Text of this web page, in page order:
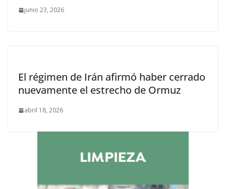
junio 23, 2026
El régimen de Irán afirmó haber cerrado
nuevamente el estrecho de Ormuz
abril 18, 2026